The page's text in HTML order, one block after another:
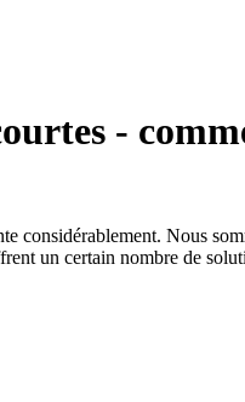
-
Nous
un certain nombre de